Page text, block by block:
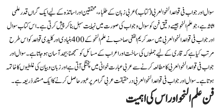
سوال اور جواب فی قواعد النحو العربی (کتاب) عربی زبان کے طلباء، محققین اور اساتذہ کے لیے ایک گراں قدر علمی
اثاثہ ہے، جو علم النحو جیسے دقیق فن کو سوال و جواب کی صورت میں نہایت سہل بنا کر پیش کرتی ہے۔ اس کتاب سوال
اور جواب فی قواعد النحو العربی میں سعد کریم الفقی صاحب نے علم النحو کے 400 بنیادی اور کلیدی قواعد کو اس طرح
مرتب کیا ہے کہ قاری کے لیے جملوں کی ساخت اور اعراب کے مسائل کو سمجھنا بیحد آسان ہو جاتا ہے۔ سوال اور
جواب فی قواعد النحو العربی کا مطالعہ کرنے سے عربی عبارت خوانی میں پختگی آتی ہے اور زبان و بیان کی غلطیوں کا خاتمہ
ہوتا ہے۔ سوال اور جواب فی قواعد النحو العربی درحقیقت عربی گرامر پر عبور حاصل کرنے کا ایک مستند ذریعہ ہے۔
فن علم النحو اور اس کی اہمیت